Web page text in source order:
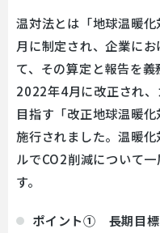
温対法とは「地球温暖
月に制定され、企業に
て、その算定と報告を
2022年4月に改正され
目指す「改正地球温暖
施行されました。温暖
ルでCO2削減について
す。
ポイント① 長期目標